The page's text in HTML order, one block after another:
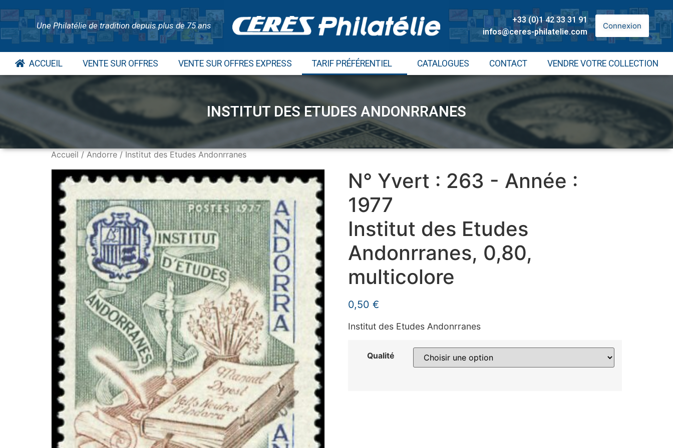
Une Philatélie de tradition depuis plus de 75 ans
+33 (0)1 42 33 31 91
infos@ceres-philatelie.com
Connexion
ACCUEIL VENTE SUR OFFRES VENTE SUR OFFRES EXPRESS TARIF PRÉFÉRENTIEL CATALOGUES CONTACT VENDRE VOTRE COLLECTION
INSTITUT DES ETUDES ANDONRRANES
Accueil / Andorre / Institut des Etudes Andonrranes
N° Yvert : 263 - Année :
1977
Institut des Etudes
Andonrranes, 0,80,
multicolore
0,50 €
Institut des Etudes Andonrranes
Qualité